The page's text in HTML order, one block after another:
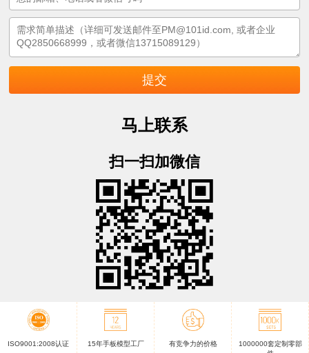
马上联系
扫一扫加微信
ISO9001:2008认证 15年手板模型工厂 有竞争力的价格
1000000套定制零部